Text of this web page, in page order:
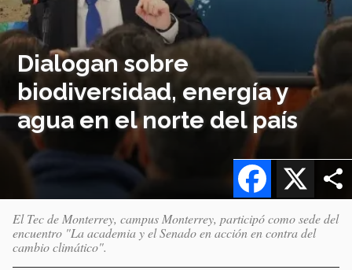
Dialogan sobre
biodiversidad, energía y
agua en el norte del país
X
Facebook
El Tec de Monterrey, campus Monterrey, participó como sede del
encuentro "La academia y el Senado en acción en contra del
cambio climático".